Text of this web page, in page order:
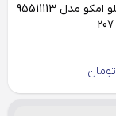
لنت ترمز جلو امکو مدل 95511113
تومان